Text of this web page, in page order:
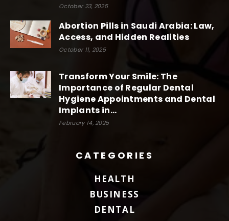
October 23, 2025
Abortion Pills in Saudi Arabia: Law,
Access, and Hidden Realities
October 11, 2025
Transform Your Smile: The
Importance of Regular Dental
Hygiene Appointments and Dental
Implants in...
February 14, 2025
CATEGORIES
HEALTH
BUSINESS
DENTAL